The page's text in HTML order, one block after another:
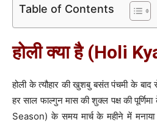
Table of Contents
होली क्या है (Holi
होली के त्यौहार की खुशबु बसंत पंचमी के बाद
हर साल फाल्गुन मास की शुक्ल पक्ष की
Season) के समय मार्च के महीने में मनाया